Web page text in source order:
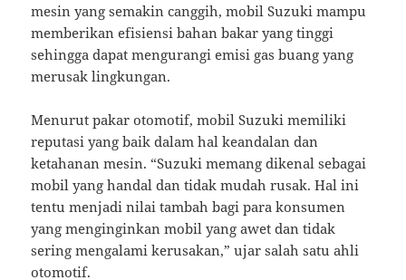
mesin yang semakin canggih, mobil Suzuki mampu
memberikan efisiensi bahan bakar yang tinggi
sehingga dapat mengurangi emisi gas buang yang
merusak lingkungan.
Menurut pakar otomotif, mobil Suzuki memiliki
reputasi yang baik dalam hal keandalan dan
ketahanan mesin. “Suzuki memang dikenal sebagai
mobil yang handal dan tidak mudah rusak. Hal ini
tentu menjadi nilai tambah bagi para konsumen
yang menginginkan mobil yang awet dan tidak
sering mengalami kerusakan,” ujar salah satu ahli
otomotif.